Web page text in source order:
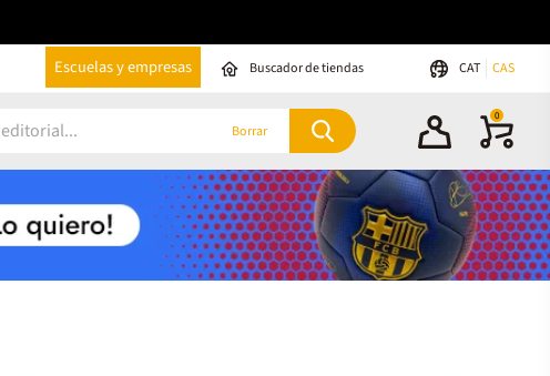
Escuelas y empresas Buscador de tiendas CAT CAS
Borrar
0